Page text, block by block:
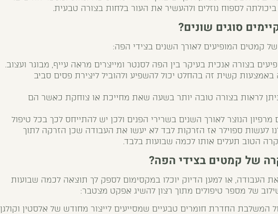
לספוח נוזלים ולהעשיר את העור בלחות בצורה טבעית.
סוגים שונים?
של קמטים המופיעים לאורך השנים בצידי הפה:
בצורה אנכית בעיקר בין הפה לסנטר ומייצרים מראה עייף, מבוגר ועצוב.
קשית זה בהחלט יכול להשפיע ולהוביל ליצירת פסים סביב
לראות בצורה טובה יותר בשעה שאת מחייכת או צוחקת כאשר הם
הנוצר לאורך השנים בשרירי הפנים ולכן יש להתייחס לכך בכל טיפול
לעשות ספוילר אז הזרקות לבד לא יעשו את העבודה שכן הזרקה לתוך
הטוב תעלים אותו לכמה שבועות בלבד.
של קמטים בצידי הפה?
העבודה, או למען הדיוק יוכלו במקסימום לספק לך תוצאה לכמה שבועות
של מספר טיפולים מתוך רצון להשיג אפקט מצטבר:
המשלבת החדרת חומרים טבעיים שמסייעים לייצור מחודש של אלסטין וקולגן